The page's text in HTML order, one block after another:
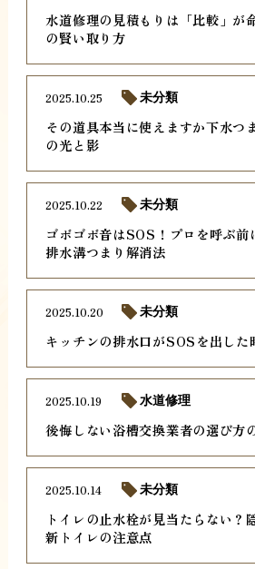
水道修理の見積もりは「比較」が
の賢い取り方
その道具本当に使えますか下水つ
の光と影
2025.10.25 未分類
ゴボゴボ音はSOS！プロを呼ぶ前
排水溝つまり解消法
2025.10.22 未分類
キッチンの排水口がSOSを出した
2025.10.20 未分類
後悔しない浴槽交換業者の選び方
2025.10.19 水道修理
トイレの止水栓が見当たらない？
新トイレの注意点
2025.10.14 未分類